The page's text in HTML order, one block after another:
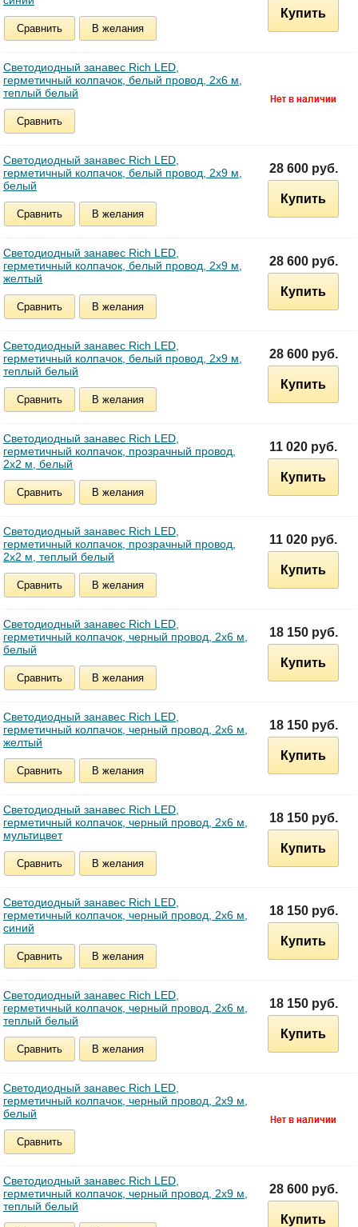
Сравнить В желания
Купить
Светодиодный занавес Rich LED,
герметичный колпачок, белый провод, 2х6 м,
теплый белый
Сравнить
Светодиодный занавес Rich LED,
герметичный колпачок, белый провод, 2х9 м,
белый
Сравнить В желания
28 600 руб.
Купить
Светодиодный занавес Rich LED,
герметичный колпачок, белый провод, 2х9 м,
желтый
Сравнить В желания
28 600 руб.
Купить
Светодиодный занавес Rich LED,
герметичный колпачок, белый провод, 2х9 м,
теплый белый
Сравнить В желания
28 600 руб.
Купить
Светодиодный занавес Rich LED,
герметичный колпачок, прозрачный провод,
2х2 м, белый
Сравнить В желания
11 020 руб.
Купить
Светодиодный занавес Rich LED,
герметичный колпачок, прозрачный провод,
2х2 м, теплый белый
Сравнить В желания
11 020 руб.
Купить
Светодиодный занавес Rich LED,
герметичный колпачок, черный провод, 2х6 м,
белый
Сравнить В желания
18 150 руб.
Купить
Светодиодный занавес Rich LED,
герметичный колпачок, черный провод, 2х6 м,
желтый
Сравнить В желания
18 150 руб.
Купить
Светодиодный занавес Rich LED,
герметичный колпачок, черный провод, 2х6 м,
мультицвет
Сравнить В желания
18 150 руб.
Купить
Светодиодный занавес Rich LED,
герметичный колпачок, черный провод, 2х6 м,
синий
Сравнить В желания
18 150 руб.
Купить
Светодиодный занавес Rich LED,
герметичный колпачок, черный провод, 2х6 м,
теплый белый
Сравнить В желания
18 150 руб.
Купить
Светодиодный занавес Rich LED,
герметичный колпачок, черный провод, 2х9 м,
белый
Сравнить
Светодиодный занавес Rich LED,
герметичный колпачок, черный провод, 2х9 м,
теплый белый
28 600 руб.
Купить